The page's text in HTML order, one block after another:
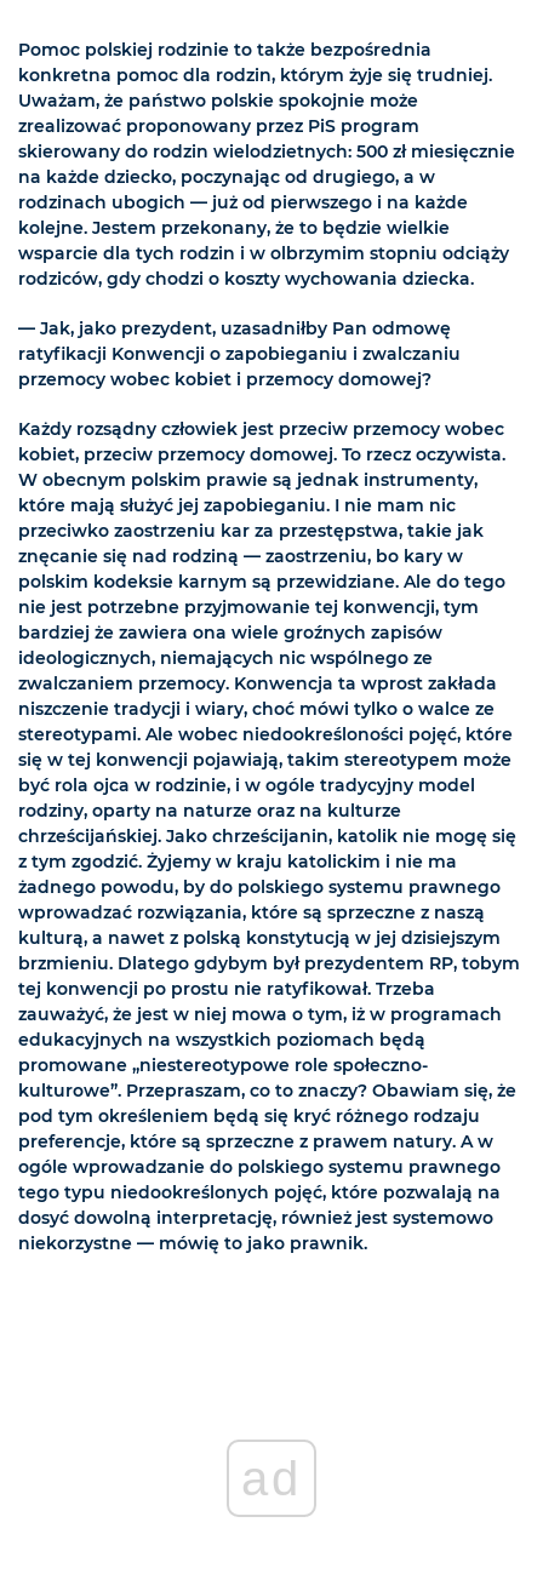
Pomoc polskiej rodzinie to także bezpośrednia
konkretna pomoc dla rodzin, którym żyje się trudniej.
Uważam, że państwo polskie spokojnie może
zrealizować proponowany przez PiS program
skierowany do rodzin wielodzietnych: 500 zł miesięcznie
na każde dziecko, poczynając od drugiego, a w
rodzinach ubogich — już od pierwszego i na każde
kolejne. Jestem przekonany, że to będzie wielkie
wsparcie dla tych rodzin i w olbrzymim stopniu odciąży
rodziców, gdy chodzi o koszty wychowania dziecka.
— Jak, jako prezydent, uzasadniłby Pan odmowę
ratyfikacji Konwencji o zapobieganiu i zwalczaniu
przemocy wobec kobiet i przemocy domowej?
Każdy rozsądny człowiek jest przeciw przemocy wobec
kobiet, przeciw przemocy domowej. To rzecz oczywista.
W obecnym polskim prawie są jednak instrumenty,
które mają służyć jej zapobieganiu. I nie mam nic
przeciwko zaostrzeniu kar za przestępstwa, takie jak
znęcanie się nad rodziną — zaostrzeniu, bo kary w
polskim kodeksie karnym są przewidziane. Ale do tego
nie jest potrzebne przyjmowanie tej konwencji, tym
bardziej że zawiera ona wiele groźnych zapisów
ideologicznych, niemających nic wspólnego ze
zwalczaniem przemocy. Konwencja ta wprost zakłada
niszczenie tradycji i wiary, choć mówi tylko o walce ze
stereotypami. Ale wobec niedookreśloności pojęć, które
się w tej konwencji pojawiają, takim stereotypem może
być rola ojca w rodzinie, i w ogóle tradycyjny model
rodziny, oparty na naturze oraz na kulturze
chrześcijańskiej. Jako chrześcijanin, katolik nie mogę się
z tym zgodzić. Żyjemy w kraju katolickim i nie ma
żadnego powodu, by do polskiego systemu prawnego
wprowadzać rozwiązania, które są sprzeczne z naszą
kulturą, a nawet z polską konstytucją w jej dzisiejszym
brzmieniu. Dlatego gdybym był prezydentem RP, tobym
tej konwencji po prostu nie ratyfikował. Trzeba
zauważyć, że jest w niej mowa o tym, iż w programach
edukacyjnych na wszystkich poziomach będą
promowane „niestereotypowe role społeczno-
kulturowe”. Przepraszam, co to znaczy? Obawiam się, że
pod tym określeniem będą się kryć różnego rodzaju
preferencje, które są sprzeczne z prawem natury. A w
ogóle wprowadzanie do polskiego systemu prawnego
tego typu niedookreślonych pojęć, które pozwalają na
dosyć dowolną interpretację, również jest systemowo
niekorzystne — mówię to jako prawnik.
ad